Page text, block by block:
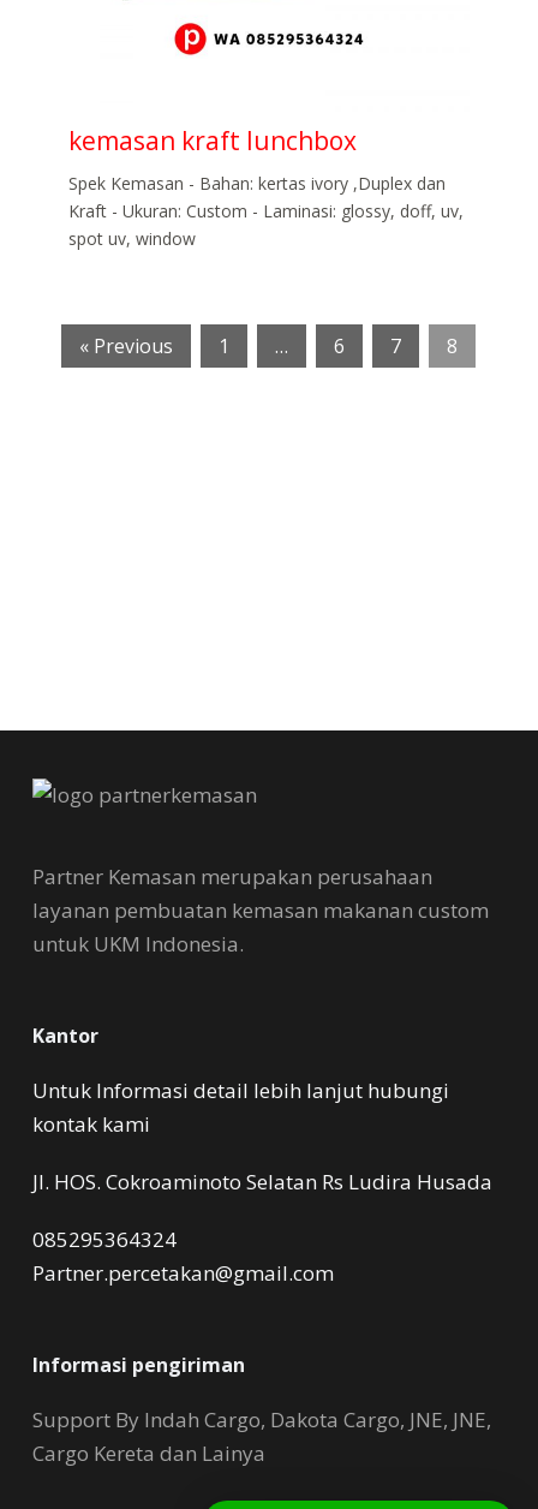
kemasan kraft lunchbox
Spek Kemasan - Bahan: kertas ivory ,Duplex dan
Kraft - Ukuran: Custom - Laminasi: glossy, doff, uv,
spot uv, window
« Previous 1 … 6 7 8
Partner Kemasan merupakan perusahaan
layanan pembuatan kemasan makanan custom
untuk UKM Indonesia.
Kantor
Untuk Informasi detail lebih lanjut hubungi
kontak kami
Jl. HOS. Cokroaminoto Selatan Rs Ludira Husada
085295364324
Partner.percetakan@gmail.com
Informasi pengiriman
Support By Indah Cargo, Dakota Cargo, JNE, JNE,
Cargo Kereta dan Lainya